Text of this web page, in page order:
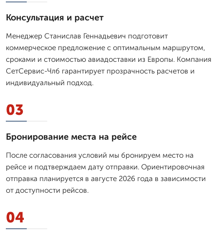
Консультация и расчет
Менеджер Станислав Геннадьевич подготовит
коммерческое предложение с оптимальным маршрутом,
сроками и стоимостью авиадоставки из Европы. Компания
СетСервис-Члб гарантирует прозрачность расчетов и
индивидуальный подход.
03
Бронирование места на рейсе
После согласования условий мы бронируем место на
рейсе и подтверждаем дату отправки. Ориентировочная
отправка планируется в августе 2026 года в зависимости
от доступности рейсов.
04